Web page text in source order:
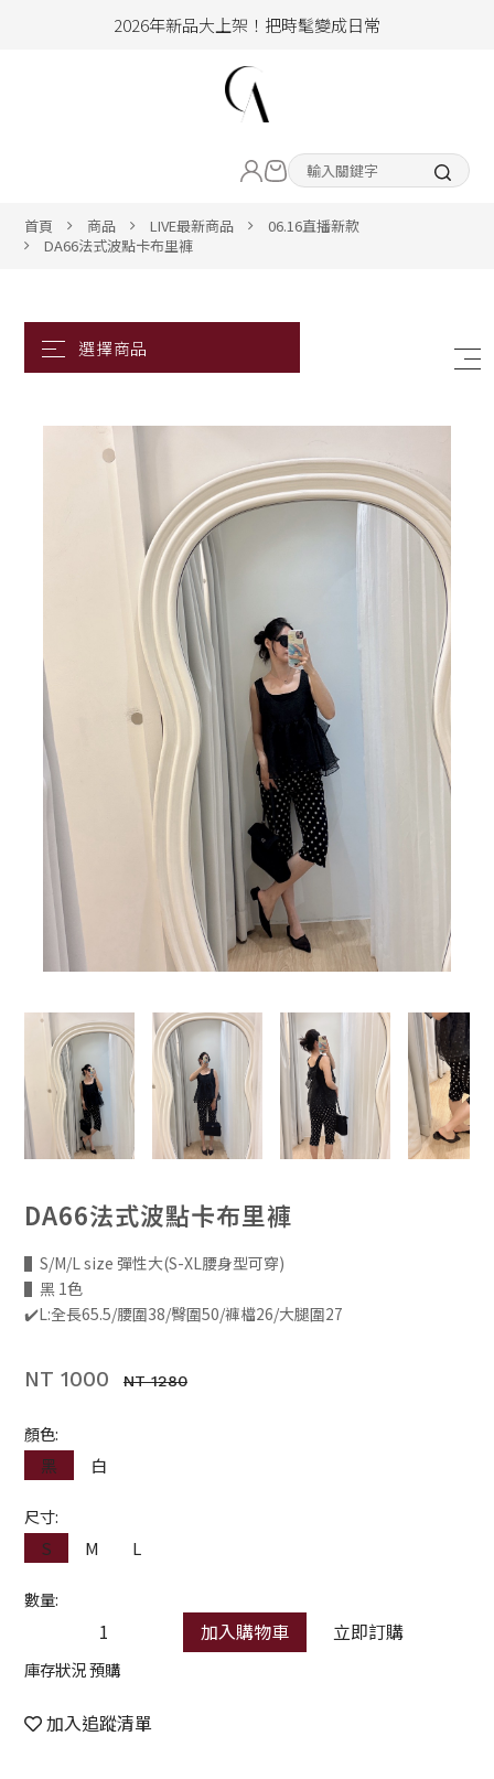
2026年新品大上架！把時髦變成日常
hello !! Happy to 2026
2026年新品大上架！把時髦變成日常
ALL ITEM
ACC&SHOE
CA made
首頁 商品 LIVE最新商品
06.16直播新款
DA66法式波點卡布里褲
DA66法式波點卡布里褲
▌S/M/L size 彈性大(S-XL腰身型可穿)
▌黑 1色
✔️L:全長65.5/腰圍38/臀圍50/褲檔26/大腿圍27
NT 1000 NT 1280
顏色:
黑
白
尺寸:
S
M L
數量:
加入購物車 立即訂購
庫存狀況 預購
加入追蹤清單